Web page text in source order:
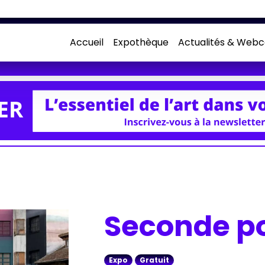
Accueil Expothèque Actualités &
Seconde
Expo Gratuit